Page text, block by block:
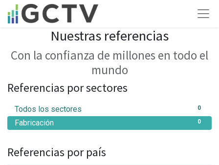
Nuestras referencias
Con la confianza de millones en todo el
mundo
Referencias por sectores
0
Todos los sectores
0
Fabricación
Referencias por país